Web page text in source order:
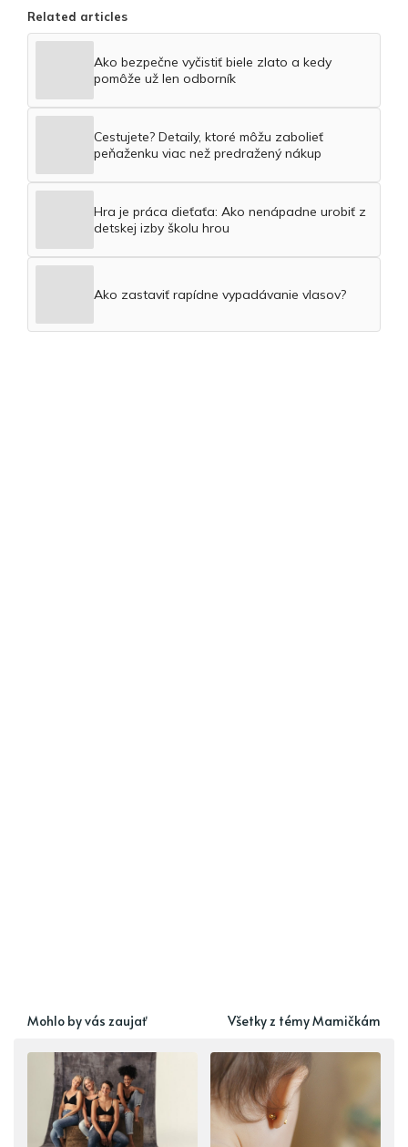
Related articles
Ako bezpečne vyčistiť biele zlato a kedy
pomôže už len odborník
Cestujete? Detaily, ktoré môžu zabolieť
peňaženku viac než predražený nákup
Hra je práca dieťaťa: Ako nenápadne urobiť z
detskej izby školu hrou
Ako zastaviť rapídne vypadávanie vlasov?
Mohlo by vás zaujať Všetky z témy Mamičkám